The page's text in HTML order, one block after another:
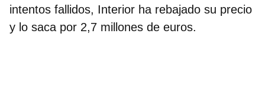
intentos fallidos, Interior ha rebajado su precio
y lo saca por 2,7 millones de euros.